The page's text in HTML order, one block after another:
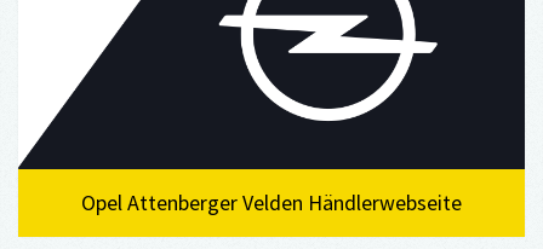
Opel Attenberger Velden Händlerwebseite